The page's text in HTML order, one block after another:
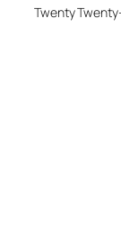
Twenty